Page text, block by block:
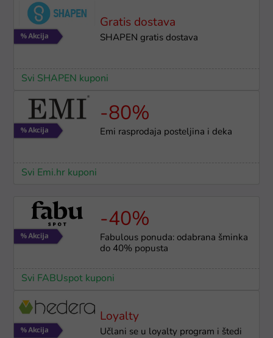
Gratis dostava
SHAPEN gratis dostava
Svi SHAPEN kuponi
-80%
Emi rasprodaja posteljina i deka
Svi Emi.hr kuponi
-40%
Fabulous ponuda: odabrana šminka
do 40% popusta
Svi FABUspot kuponi
Loyalty
Učlani se u loyalty program i štedi